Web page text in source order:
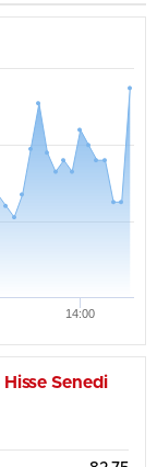
14:00
Senedi